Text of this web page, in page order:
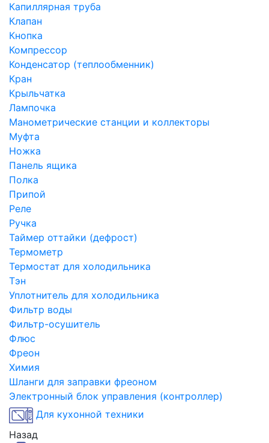
Капиллярная труба
Клапан
Кнопка
Компрессор
Конденсатор (теплообменник)
Кран
Крыльчатка
Лампочка
Манометрические станции и коллекторы
Муфта
Ножка
Панель ящика
Полка
Припой
Реле
Ручка
Таймер оттайки (дефрост)
Термометр
Термостат для холодильника
Тэн
Уплотнитель для холодильника
Фильтр воды
Фильтр-осушитель
Флюс
Фреон
Химия
Шланги для заправки фреоном
Электронный блок управления (контроллер)
Для кухонной техники
Назад